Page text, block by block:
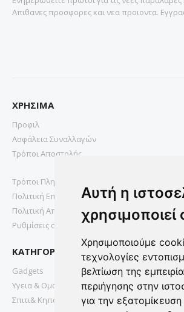
Αυτή η
Χρησιμοποιούμε
τεχνολογίες
βελτίωση της
περιήγησης στην
για την εξατομίκευση
Απιθανες προσφορες και νεα προιοντα.
ΧΡΗΣΙΜΑ
Προφιλ
Ασφάλεια Συναλλαγών
Τρόποι Αποστολής
Τρόποι Πληρωμής
Πολιτική Επιστροφών
Πολιτική Απορρήτου
Ρυθμίσεις cookies
ΚΑΤΗΓΟΡΙΕΣ
Gadgets
Υγεια & Ομορφια
Σπιτι& Κηπος